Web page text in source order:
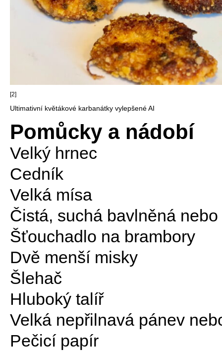
[2]
Ultimativní květákové karbanátky vylepšené AI
Pomůcky a nádobí
Velký hrnec
Cedník
Velká mísa
Čistá, suchá bavlněná
Šťouchadlo na brambory
Dvě menší misky
Šlehač
Hluboký talíř
Velká nepřilnavá pánev
Pečicí papír